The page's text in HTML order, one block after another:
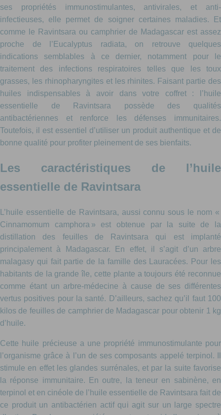
ses propriétés immunostimulantes, antivirales, et anti-
infectieuses, elle permet de soigner certaines maladies. Et
comme le Ravintsara ou camphrier de Madagascar est assez
proche de l’Eucalyptus radiata, on retrouve quelques
indications semblables à ce dernier, notamment pour le
traitement des infections respiratoires telles que les toux
grasses, les rhinopharyngites et les rhinites. Faisant partie des
huiles indispensables à avoir dans votre coffret : l’huile
essentielle de Ravintsara possède des qualités
antibactériennes et renforce les défenses immunitaires.
Toutefois, il est essentiel d’utiliser un produit authentique et de
bonne qualité pour profiter pleinement de ses bienfaits.
Les caractéristiques de l’huile
essentielle de Ravintsara
L’huile essentielle de Ravintsara, aussi connu sous le nom «
Cinnamomum camphora » est obtenue par la suite de la
distillation des feuilles de Ravintsara qui est implanté
principalement à Madagascar. En effet, il s’agit d’un arbre
malagasy qui fait partie de la famille des Lauracées. Pour les
habitants de la grande île, cette plante a toujours été reconnue
comme étant un arbre-médecine à cause de ses différentes
vertus positives pour la santé. D’ailleurs, sachez qu’il faut 100
kilos de feuilles de camphrier de Madagascar pour obtenir 1 kg
d’huile.
Cette huile précieuse a une propriété immunostimulante pour
l’organisme grâce à l’un de ses composants appelé terpinol. Il
stimule en effet les glandes surrénales, et par la suite favorise
la réponse immunitaire. En outre, la teneur en sabinène, en
terpinol et en cinéole de l’huile essentielle de Ravintsara fait de
ce produit un antibactérien actif qui agit sur un large spectre